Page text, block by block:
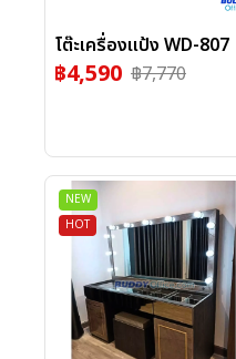
โต๊ะเครื่องแป้ง WD-807
฿4,590 ฿7,770
NEW
HOT